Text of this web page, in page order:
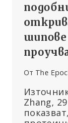
От The
Zhang,